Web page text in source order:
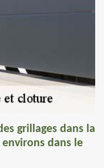
grillages dans la
environs dans le